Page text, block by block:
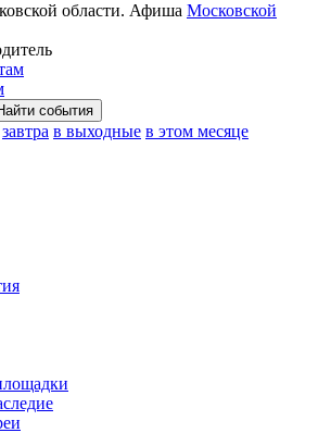
области. Афиша Московской
завтра в выходные в этом месяце